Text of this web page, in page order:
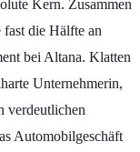
Kern. Zusammen
die Hälfte an
bei Altana. Klatten
Unternehmerin,
verdeutlichen
Automobilgeschäft